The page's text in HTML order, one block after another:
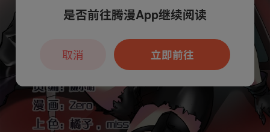
是否前往腾漫App继续阅读
立即前往
取消